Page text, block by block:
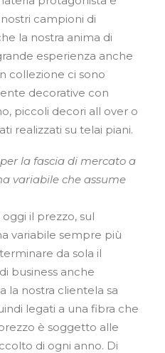
campioni di
la nostra anima di
esperienza anche
collezione ci sono
decorative con
piccoli decori all over o
realizzati su telai piani.
la fascia di mercato a
variabile che assume
il prezzo, sul
variabile sempre più
da sola il
business anche
la nostra clientela sa
legati a una fibra che
è soggetto alle
di ogni anno. Di